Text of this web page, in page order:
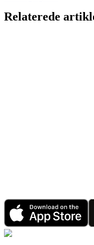
Relaterede
1. jan. 2026•6 minutters